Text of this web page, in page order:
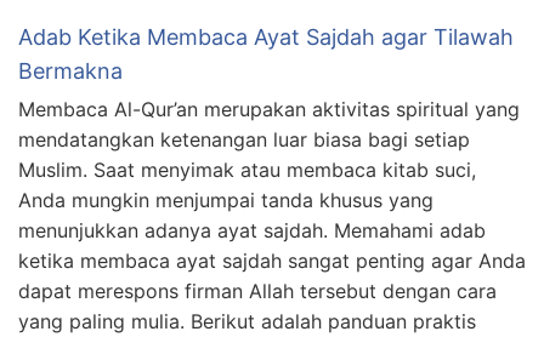
Adab Ketika Membaca Ayat Sajdah agar Tilawah
Bermakna
Membaca Al-Qur’an merupakan aktivitas spiritual yang
mendatangkan ketenangan luar biasa bagi setiap
Muslim. Saat menyimak atau membaca kitab suci,
Anda mungkin menjumpai tanda khusus yang
menunjukkan adanya ayat sajdah. Memahami adab
ketika membaca ayat sajdah sangat penting agar Anda
dapat merespons firman Allah tersebut dengan cara
yang paling mulia. Berikut adalah panduan praktis